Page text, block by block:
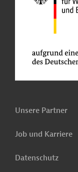
Unsere Partner
Job und Karriere
Datenschutz